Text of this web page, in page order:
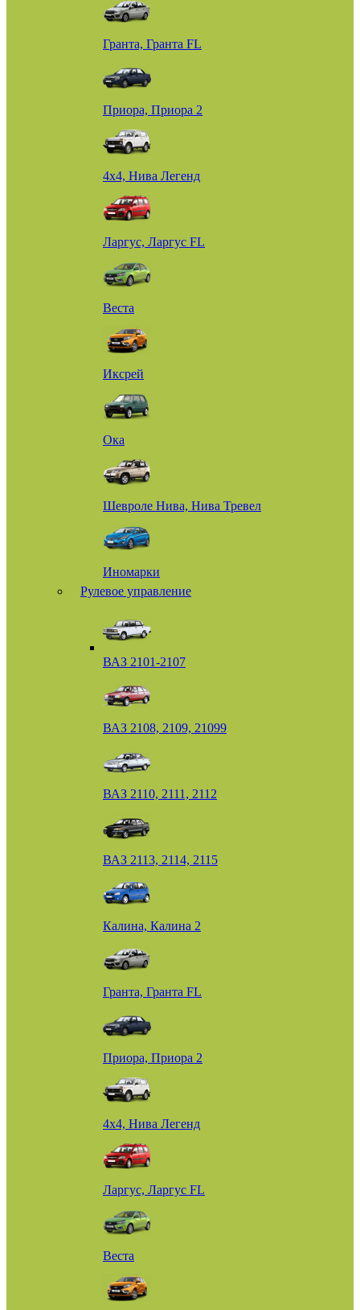
Гранта, Гранта FL
Приора, Приора 2
4х4, Нива Легенд
Ларгус, Ларгус FL
Веста
Иксрей
Ока
Шевроле Нива, Нива Тревел
Иномарки
Рулевое управление
ВАЗ 2101-2107
ВАЗ 2108, 2109, 21099
ВАЗ 2110, 2111, 2112
ВАЗ 2113, 2114, 2115
Калина, Калина 2
Гранта, Гранта FL
Приора, Приора 2
4х4, Нива Легенд
Ларгус, Ларгус FL
Веста